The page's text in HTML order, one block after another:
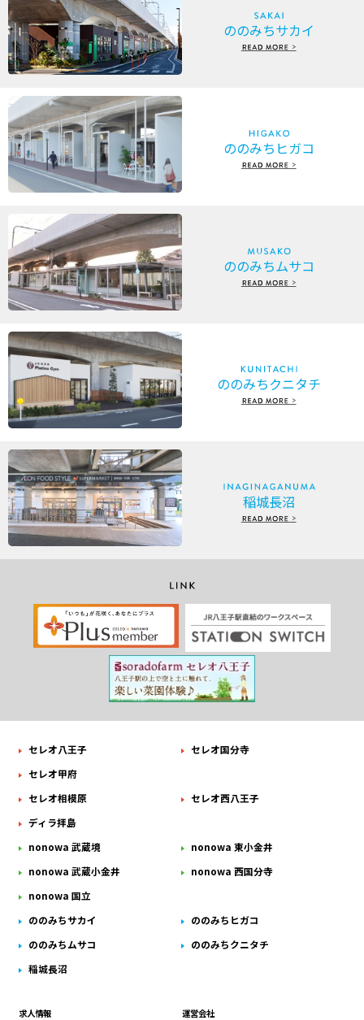
ののみちサカイ
ののみちヒガコ
ののみちムサコ
ののみちクニタチ
稲城長沼
セレオ八王子
セレオ国分寺
セレオ甲府
セレオ相模原
セレオ西八王子
ディラ拝島
nonowa 武蔵境
nonowa 東小金井
nonowa 武蔵小金井
nonowa 西国分寺
nonowa 国立
ののみちサカイ
ののみちヒガコ
ののみちムサコ
ののみちクニタチ
稲城長沼
求人情報 運営会社